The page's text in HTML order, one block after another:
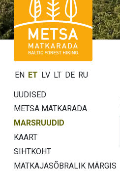
EN ET LV LT DE RU
UUDISED
METSA MATKARADA
MARSRUUDID
KAART
SIHTKOHT
MATKAJASÕBRALIK MÄRGIS